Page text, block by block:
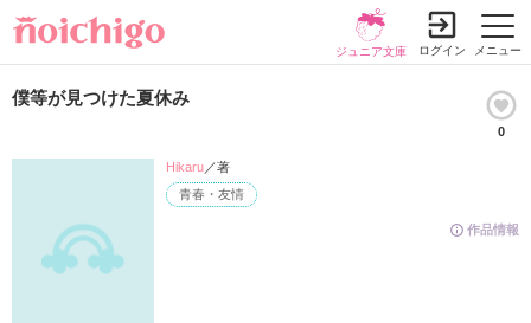
メニュー
ジュニア文庫 ログイン
僕等が見つけた夏休み
0
作品情報
青春・友情
Hikaru／著